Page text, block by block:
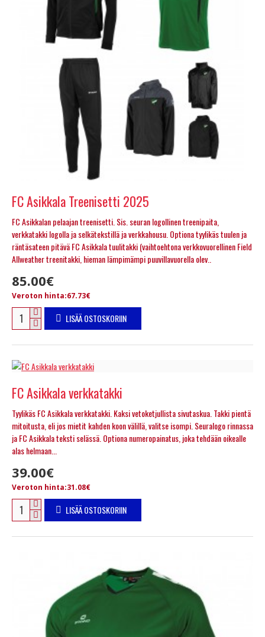
FC Asikkala Treenisetti 2025
FC Asikkalan pelaajan treenisetti. Sis. seuran logollinen treenipaita,
verkkatakki logolla ja selkätekstillä ja verkkahousu. Optiona tyylikäs tuulen ja
räntäsateen pitävä FC Asikkala tuulitakki (vaihtoehtona verkkovuorellinen Field
Allweather treenitakki, hieman lämpimämpi puuvillavuorella olev..
85.00€
Veroton hinta:67.73€
LISÄÄ OSTOSKORIIN
FC Asikkala verkkatakki
Tyylikäs FC Asikkala verkkatakki. Kaksi vetoketjullista sivutaskua. Takki pientä
mitoitusta, eli jos mietit kahden koon välillä, valitse isompi. Seuralogo rinnassa
ja FC Asikkala teksti selässä. Optiona numeropainatus, joka tehdään oikealle
alas helmaan...
39.00€
Veroton hinta:31.08€
LISÄÄ OSTOSKORIIN